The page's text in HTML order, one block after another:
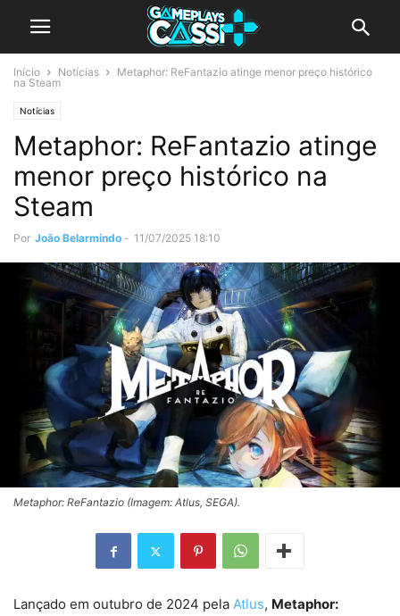
Início Notícias
Metaphor: ReFantazio atinge menor preço histórico
na Steam
Notícias
Metaphor: ReFantazio atinge
menor preço histórico na
Steam
Por João Belarmindo - 11/07/2025 18:10
Metaphor: ReFantazio (Imagem: Atlus, SEGA).
Lançado em outubro de 2024 pela Atlus, Metaphor: